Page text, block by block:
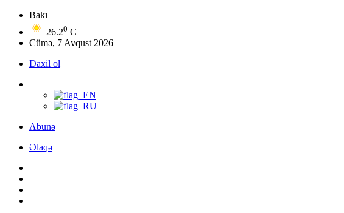
Bakı
26.20 C
Cümə, 7 Avqust 2026
Daxil ol
Abunə
Əlaqə